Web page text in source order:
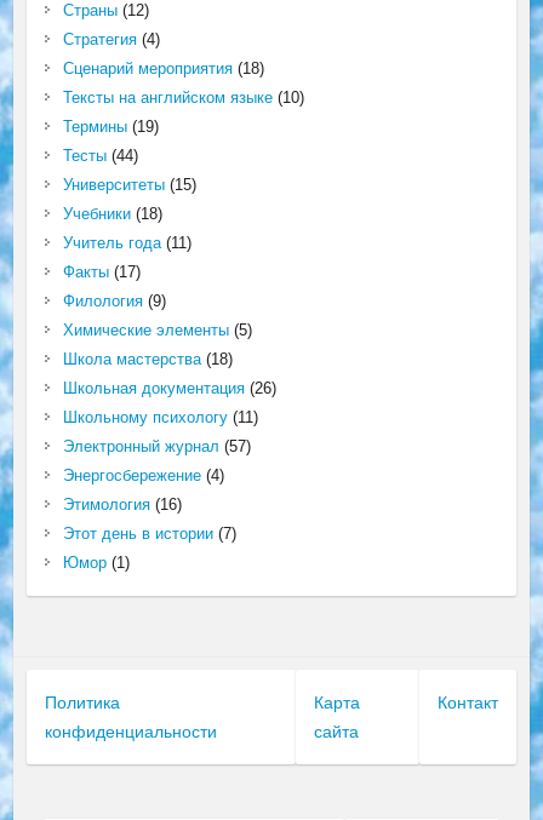
Страны(12)
Стратегия(4)
Сценарий мероприятия(18)
Тексты на английском языке(10)
Термины(19)
Тесты(44)
Университеты(15)
Учебники(18)
Учитель года(11)
Факты(17)
Филология(9)
Химические элементы(5)
Школа мастерства(18)
Школьная документация(26)
Школьному психологу(11)
Электронный журнал (57)
Энергосбережение(4)
Этимология(16)
Этот день в истории(7)
Юмор(1)
Политика
конфиденциальности
Карта
сайта
Контакт